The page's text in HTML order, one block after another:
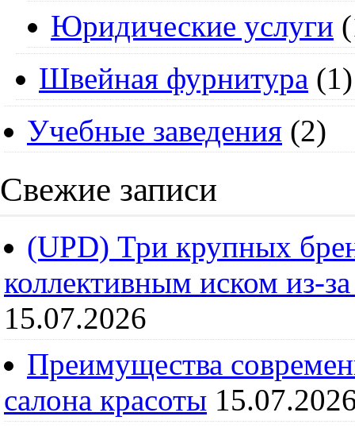
Юридические услуги
Швейная фурнитура (1)
Учебные заведения (2)
Свежие записи
(UPD) Три крупных
коллективным иском из-
15.07.2026
Преимущества
салона красоты